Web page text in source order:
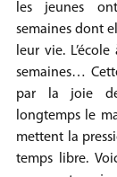
les jeunes
semaines dont
leur vie.
semaines…
par la joie
longtemps le
mettent la
temps libre.